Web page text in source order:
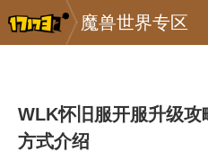
魔兽世界专区
专区_《魔兽世界》 >
WLK怀旧服开服升级
方式介绍